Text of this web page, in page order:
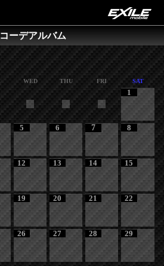
ーデアルバム
WED THU FRI SAT
1
5 6 7 8
12 13 14 15
19 20 21 22
26 27 28 29